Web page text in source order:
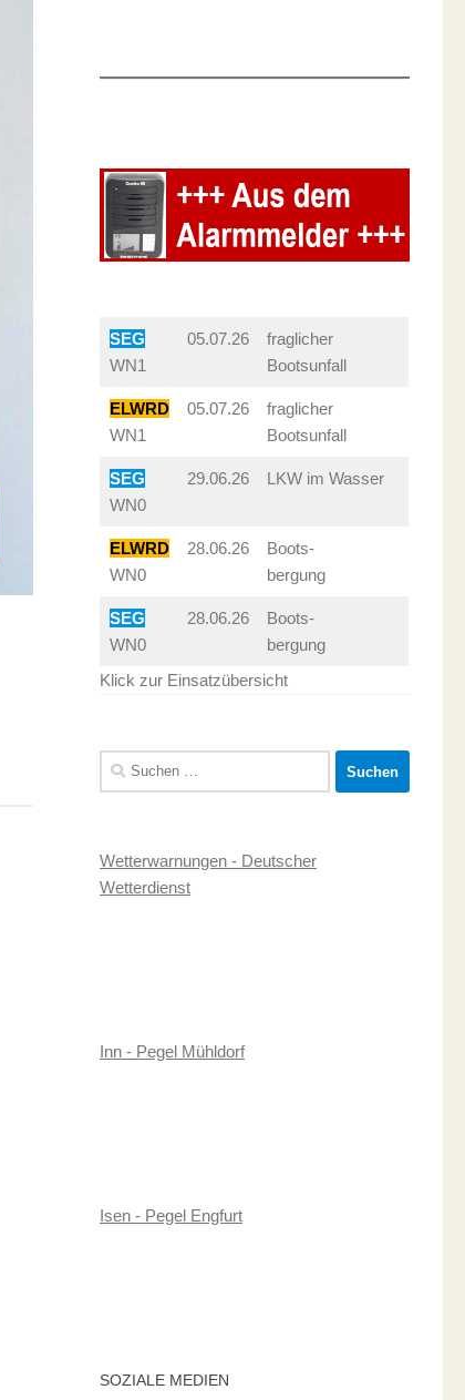
SEG
WN1
05.07.26
fraglicher
Bootsunfall
ELWRD
WN1
05.07.26
fraglicher
Bootsunfall
SEG
WN0
29.06.26 LKW im Wasser
ELWRD
WN0
28.06.26
Boots-
bergung
SEG
WN0
28.06.26
Boots-
bergung
Klick zur Einsatzübersicht
Suchen
nach:
Wetterwarnungen - Deutscher
Wetterdienst
Inn - Pegel Mühldorf
Isen - Pegel Engfurt
SOZIALE MEDIEN